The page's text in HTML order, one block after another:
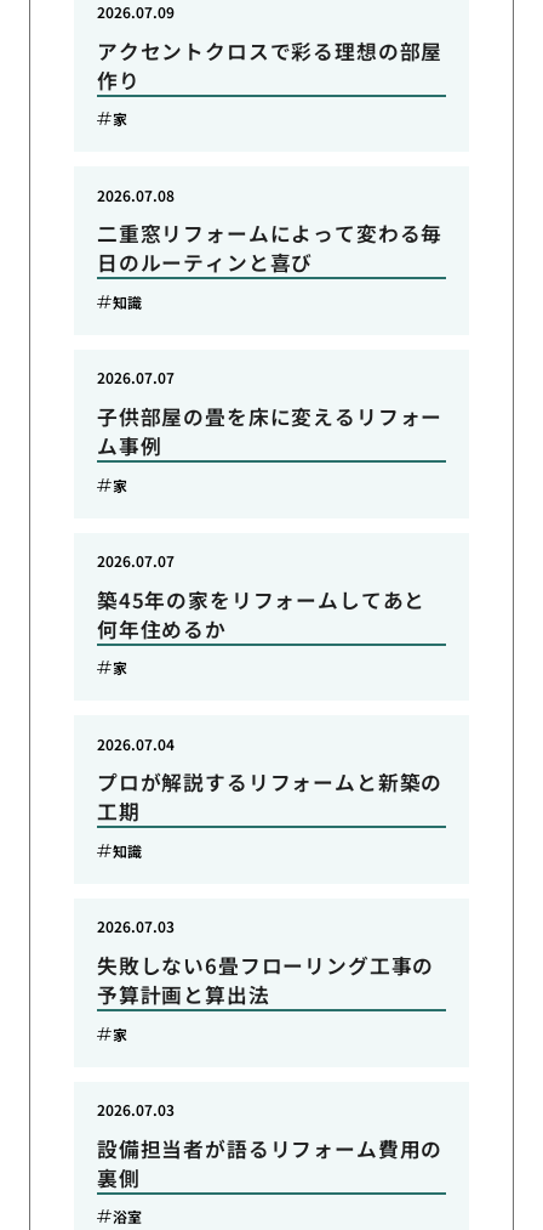
アクセントクロスで彩る理想の部屋
作り
2026.07.09
家
二重窓リフォームによって変わる毎
日のルーティンと喜び
2026.07.08
知識
子供部屋の畳を床に変えるリフォー
ム事例
2026.07.07
家
築45年の家をリフォームしてあと
何年住めるか
2026.07.07
家
プロが解説するリフォームと新築の
工期
2026.07.04
知識
失敗しない6畳フローリング工事の
予算計画と算出法
2026.07.03
家
設備担当者が語るリフォーム費用の
裏側
2026.07.03
浴室